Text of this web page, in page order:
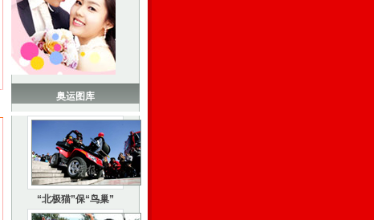
奥运图库
“北极猫”保“鸟巢”